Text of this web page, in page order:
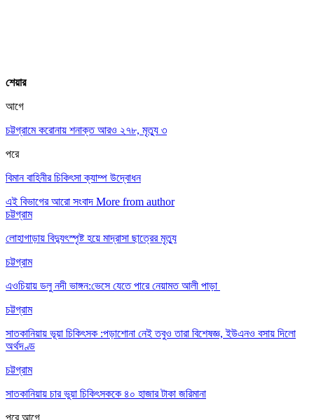
শেয়ার
আগে
চট্টগ্রামে করোনায় শনাক্ত আরও ২৭৮, মৃত্যু ৩
পরে
বিমান বাহিনীর চিকিৎসা ক্যাম্প উদ্বোধন
এই বিভাগের আরো সংবাদ More from author
চট্টগ্রাম
লোহাগাড়ায় বিদ্যুৎস্পৃষ্ট হয়ে মাদ্রাসা ছাত্রের মৃত্যু
চট্টগ্রাম
এওচিয়ায় ডলু নদী ভাঙ্গন:ভেসে যেতে পারে নেয়ামত আলী পাড়া
চট্টগ্রাম
সাতকানিয়ায় ভূয়া চিকিৎসক :পড়াশোনা নেই তবুও তারা বিশেষজ্ঞ, ইউএনও বসায় দিলো
অর্থদণ্ড
চট্টগ্রাম
সাতকানিয়ায় চার ভুয়া চিকিৎসককে ৪০ হাজার টাকা জরিমানা
পরেআগে